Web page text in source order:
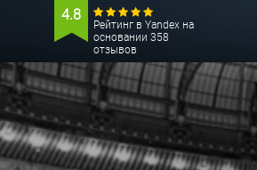
4.8
Рейтинг в Yandex на
основании 358
отзывов